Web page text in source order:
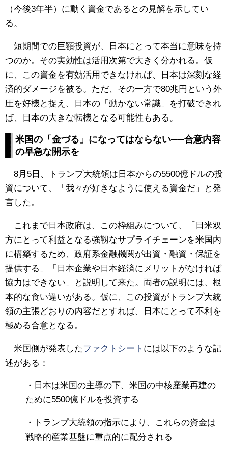
（今後3年半）に動く資金であるとの見解を示してい
る。
短期間での巨額投資が、日本にとって本当に意味を持
つのか。その実効性は活用次第で大きく分かれる。仮
に、この資金を有効活用できなければ、日本は深刻な経
済的ダメージを被る。ただ、その一方で80兆円という外
圧を好機と捉え、日本の「動かない常識」を打破できれ
ば、日本の大きな転機となる可能性もある。
米国の「金づる」になってはならない──合意内容
の早急な開示を
8月5日、トランプ大統領は日本からの5500億ドルの投
資について、「我々が好きなように使える資金だ」と発
言した。
これまで日本政府は、この枠組みについて、「日米双
方にとって利益となる強靱なサプライチェーンを米国内
に構築するため、政府系金融機関が出資・融資・保証を
提供する」「日本企業や日本経済にメリットがなければ
協力はできない」と説明して来た。両者の説明には、根
本的な食い違いがある。仮に、この投資がトランプ大統
領の主張どおりの内容だとすれば、日本にとって不利を
極める合意となる。
米国側が発表したファクトシート には以下のような記
述がある：
・日本は米国の主導の下、米国の中核産業再建の
ために5500億ドルを投資する
・トランプ大統領の指示により、これらの資金は
戦略的産業基盤に重点的に配分される